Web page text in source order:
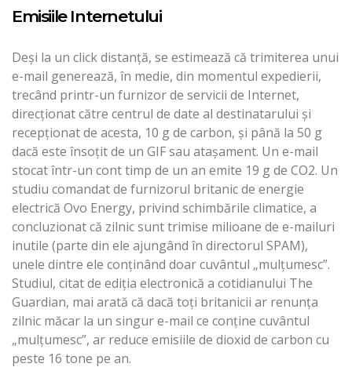
Emisiile Internetului
Deși la un click distanță, se estimează că trimiterea unui
e-mail generează, în medie, din momentul expedierii,
trecând printr-un furnizor de servicii de Internet,
direcționat către centrul de date al destinatarului şi
recepționat de acesta, 10 g de carbon, și până la 50 g
dacă este însoțit de un GIF sau atașament. Un e-mail
stocat într-un cont timp de un an emite 19 g de CO2. Un
studiu comandat de furnizorul britanic de energie
electrică Ovo Energy, privind schimbările climatice, a
concluzionat că zilnic sunt trimise milioane de e-mailuri
inutile (parte din ele ajungând în directorul SPAM),
unele dintre ele conținând doar cuvântul „mulțumesc”.
Studiul, citat de ediția electronică a cotidianului The
Guardian, mai arată că dacă toți britanicii ar renunța
zilnic măcar la un singur e-mail ce conține cuvântul
„mulțumesc”, ar reduce emisiile de dioxid de carbon cu
peste 16 tone pe an.